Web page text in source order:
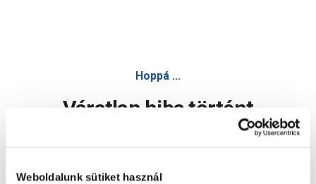
Weboldalunk sütiket használ
Hoppá ...
Váratlan hiba történt